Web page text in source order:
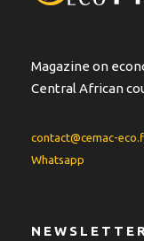
Magazine on
Central African
contact@cemac-
Whatsapp
NEWSLETTER